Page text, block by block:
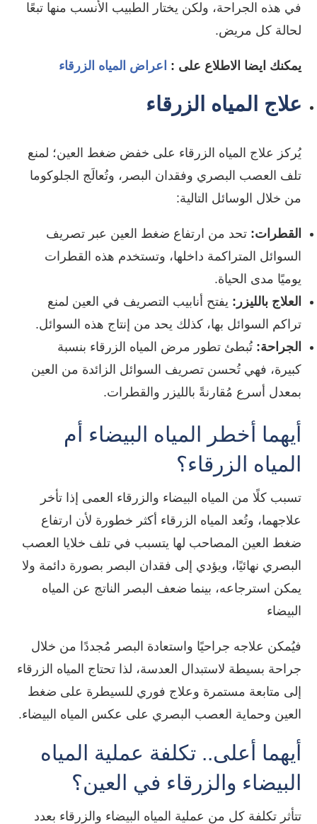
في هذه الجراحة، ولكن يختار الطبيب الأنسب منها تبعًا
لحالة كل مريض.
يمكنك ايضا الاطلاع على : اعراض المياه الزرقاء
علاج المياه الزرقاء
يُركز علاج المياه الزرقاء على خفض ضغط العين؛ لمنع
تلف العصب البصري وفقدان البصر، وتُعالَج الجلوكوما
من خلال الوسائل التالية:
القطرات: تحد من ارتفاع ضغط العين عبر تصريف
السوائل المتراكمة داخلها، وتستخدم هذه القطرات
يوميًا مدى الحياة.
العلاج بالليزر: يفتح أنابيب التصريف في العين لمنع
تراكم السوائل بها، كذلك يحد من إنتاج هذه السوائل.
الجراحة: تُبطئ تطور مرض المياه الزرقاء بنسبة
كبيرة، فهي تُحسن تصريف السوائل الزائدة من العين
بمعدل أسرع مُقارنةً بالليزر والقطرات.
أيهما أخطر المياه البيضاء أم
المياه الزرقاء؟
تسبب كلًا من المياه البيضاء والزرقاء العمى إذا تأخر
علاجهما، وتُعد المياه الزرقاء أكثر خطورة لأن ارتفاع
ضغط العين المصاحب لها يتسبب في تلف خلايا العصب
البصري نهائيًا، ويؤدي إلى فقدان البصر بصورة دائمة ولا
يمكن استرجاعه، بينما ضعف البصر الناتج عن المياه
البيضاء
فيُمكن علاجه جراحيًا واستعادة البصر مُجددًا من خلال
جراحة بسيطة لاستبدال العدسة، لذا تحتاج المياه الزرقاء
إلى متابعة مستمرة وعلاج فوري للسيطرة على ضغط
العين وحماية العصب البصري على عكس المياه البيضاء.
أيهما أعلى.. تكلفة عملية المياه
البيضاء والزرقاء في العين؟
تتأثر تكلفة كل من عملية المياه البيضاء والزرقاء بعدد